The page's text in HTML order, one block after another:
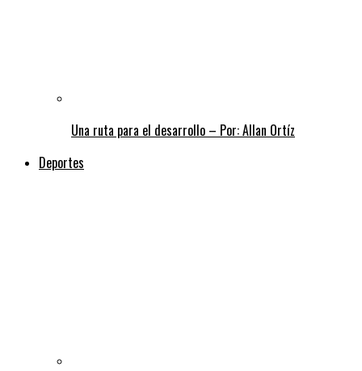
Una ruta para el desarrollo – Por: Allan Ortíz
Deportes